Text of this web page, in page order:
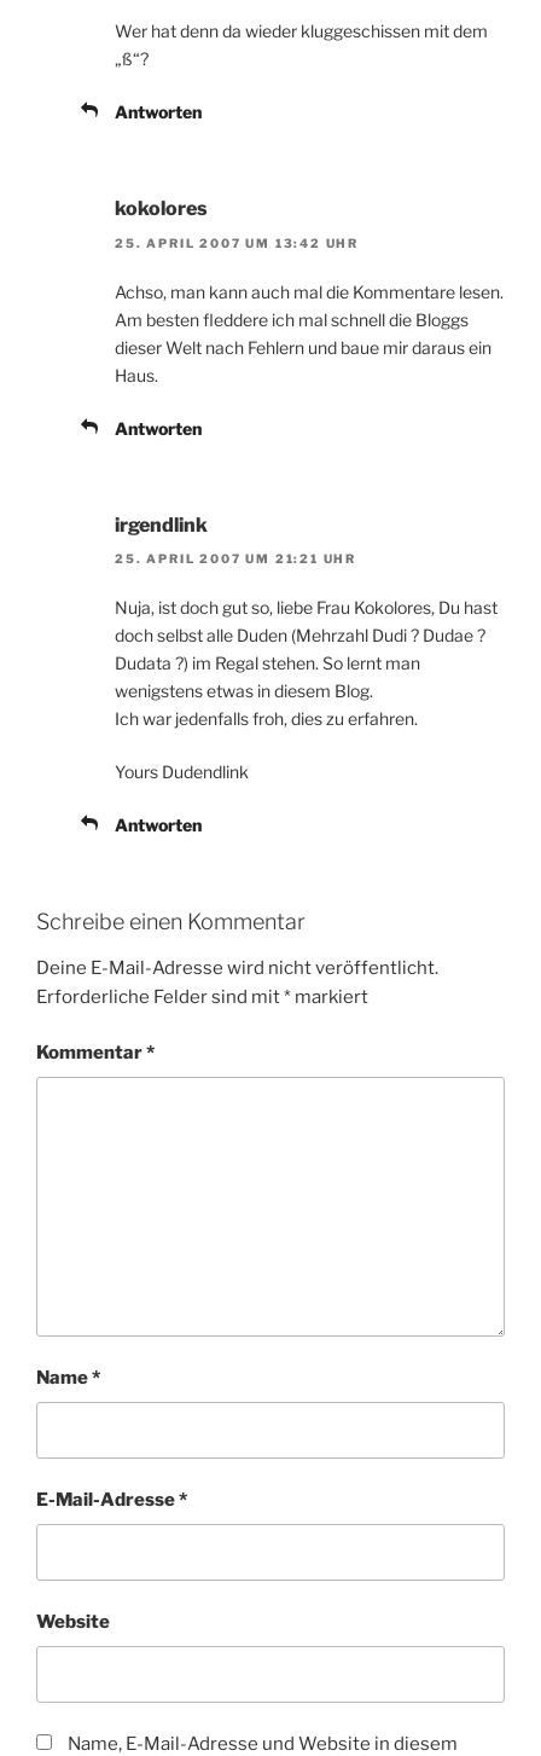
Wer hat denn da wieder kluggeschissen mit dem
„ß“?
Antworten
kokolores
25. APRIL 2007 UM 13:42 UHR
Achso, man kann auch mal die Kommentare lesen.
Am besten fleddere ich mal schnell die Bloggs
dieser Welt nach Fehlern und baue mir daraus ein
Haus.
Antworten
irgendlink
25. APRIL 2007 UM 21:21 UHR
Nuja, ist doch gut so, liebe Frau Kokolores, Du hast
doch selbst alle Duden (Mehrzahl Dudi ? Dudae ?
Dudata ?) im Regal stehen. So lernt man
wenigstens etwas in diesem Blog.
Ich war jedenfalls froh, dies zu erfahren.
Yours Dudendlink
Antworten
Schreibe einen Kommentar
Deine E-Mail-Adresse wird nicht veröffentlicht.
Erforderliche Felder sind mit* markiert
Kommentar*
Name*
E-Mail-Adresse*
Website
Name, E-Mail-Adresse und Website in diesem